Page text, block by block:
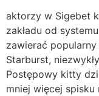
aktorzy w Sigebet
zakładu od
zawierać
Starburst,
Postępowy kitty
mniej więcej spisku